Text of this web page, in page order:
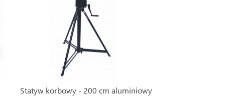
Statyw korbowy - 200 cm aluminiowy